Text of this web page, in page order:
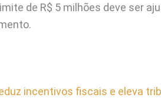
de R$ 5 milhões deve ser
incentivos fiscais e eleva